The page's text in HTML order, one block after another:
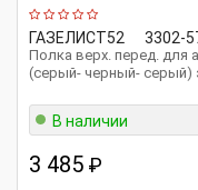
ГАЗЕЛИСТ52 3302-
Полка верх. перед. для
(серый- черный- серый)
В наличии
3 485 ₽